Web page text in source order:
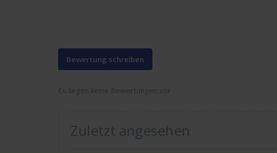
Bewertung schreiben
Es liegen keine Bewertungen vor
Zuletzt angesehen